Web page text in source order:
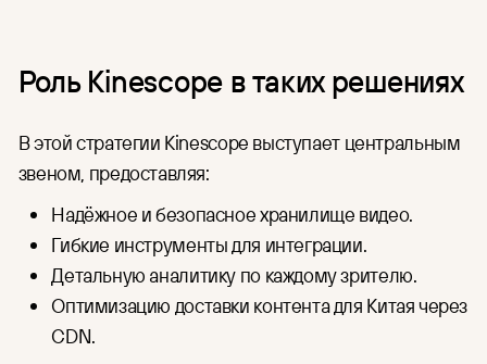
Роль Kinescope в таких решениях
В этой стратегии Kinescope выступает центральным
звеном, предоставляя:
Надёжное и безопасное хранилище видео.
Гибкие инструменты для интеграции.
Детальную аналитику по каждому зрителю.
Оптимизацию доставки контента для Китая через
CDN.